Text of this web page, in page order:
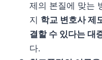
제의 본질에 맞는
지 학교 변호사 제
결할 수 있다는 대
다.